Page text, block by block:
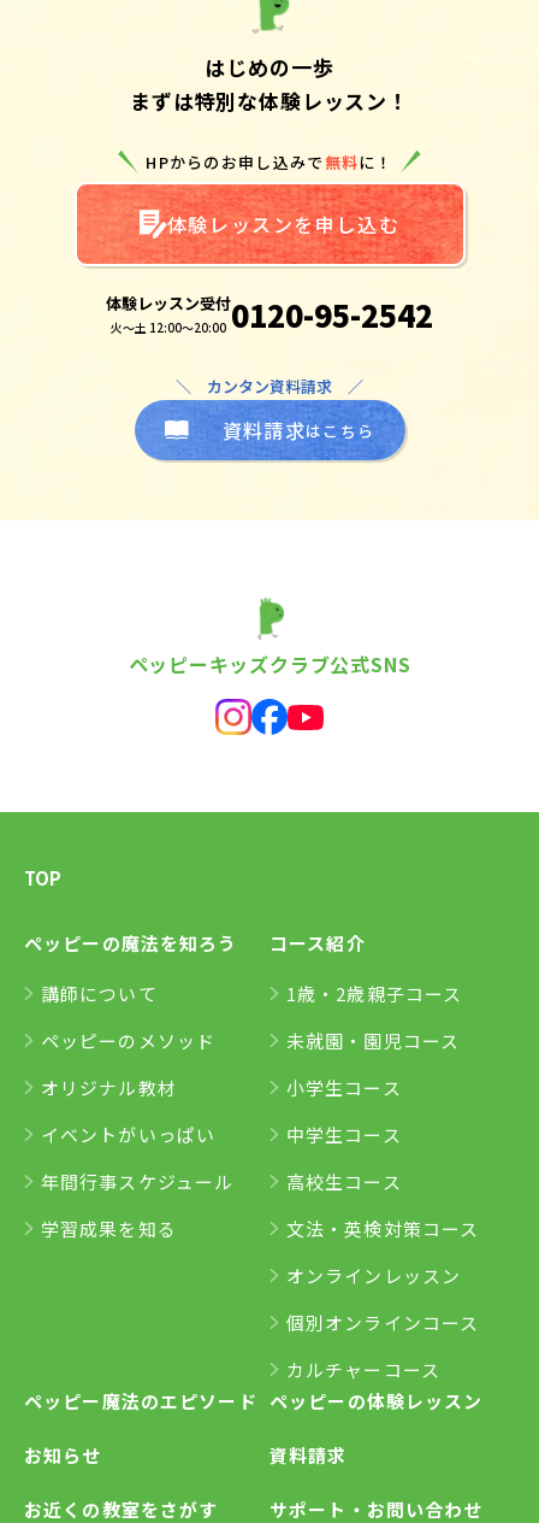
はじめの一歩
まずは特別な体験レッスン！
HPからのお申し込みで無料に！
体験レッスンを申し込む
体験レッスン受付
火～土 12:00～20:00 0120-95-2542
＼ カンタン資料請求 ／
資料請求はこちら
ペッピーキッズクラブ公式SNS
TOP
ペッピーの魔法を知ろう
講師について
ペッピーのメソッド
オリジナル教材
イベントがいっぱい
年間行事スケジュール
学習成果を知る
コース紹介
1歳・2歳親子コース
未就園・園児コース
小学生コース
中学生コース
高校生コース
文法・英検対策コース
オンラインレッスン
個別オンラインコース
カルチャーコース
ペッピー魔法のエピソード
お知らせ
お近くの教室をさがす
ペッピーの体験レッスン
資料請求
サポート・お問い合わせ